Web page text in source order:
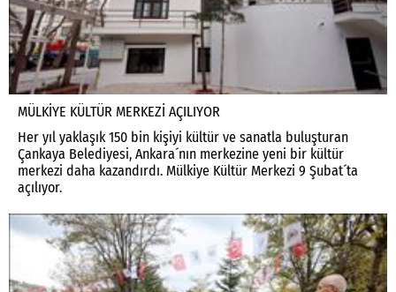
MÜLKİYE KÜLTÜR MERKEZİ AÇILIYOR
Her yıl yaklaşık 150 bin kişiyi kültür ve sanatla buluşturan
Çankaya Belediyesi, Ankara´nın merkezine yeni bir kültür
merkezi daha kazandırdı. Mülkiye Kültür Merkezi 9 Şubat´ta
açılıyor.